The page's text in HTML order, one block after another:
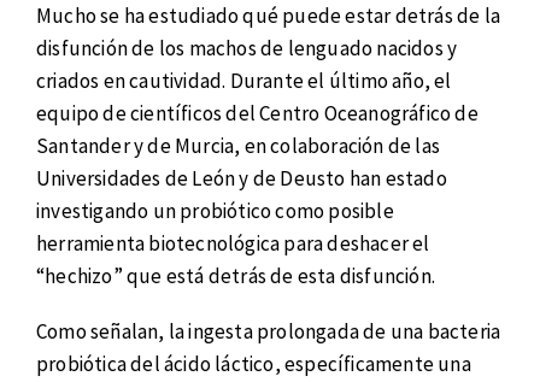
Mucho se ha estudiado qué puede estar detrás de la
disfunción de los machos de lenguado nacidos y
criados en cautividad. Durante el último año, el
equipo de científicos del Centro Oceanográfico de
Santander y de Murcia, en colaboración de las
Universidades de León y de Deusto han estado
investigando un probiótico como posible
herramienta biotecnológica para deshacer el
“hechizo” que está detrás de esta disfunción.
Como señalan, la ingesta prolongada de una bacteria
probiótica del ácido láctico, específicamente una